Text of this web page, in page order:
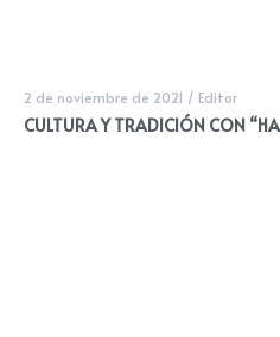
2 de noviembre de 2021 / Editor
CULTURA Y TRADICIÓN CON